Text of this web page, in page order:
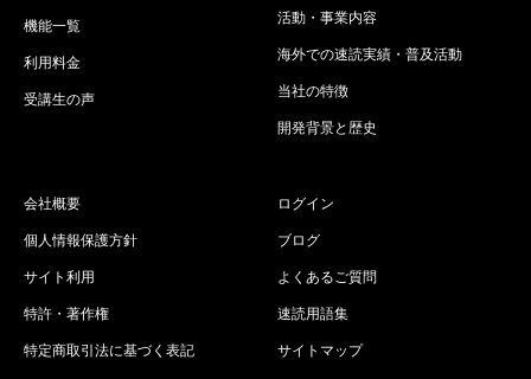
機能一覧
利用料金
受講生の声
活動・事業内容
海外での速読実績・普及活動
当社の特徴
開発背景と歴史
会社概要
個人情報保護方針
サイト利用
特許・著作権
特定商取引法に基づく表記
ログイン
ブログ
よくあるご質問
速読用語集
サイトマップ